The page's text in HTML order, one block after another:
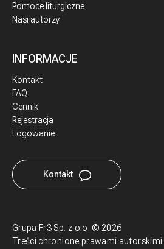
Pomoce liturgiczne
Nasi autorzy
INFORMACJE
Kontakt
FAQ
Cennik
Rejestracja
Logowanie
Kontakt
Grupa Fr3 Sp. z o.o. ©2026
Treści chronione prawami autorskimi.